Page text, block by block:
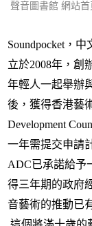
聲音圖書館 網站首
Soundpocket，
立於2008年，創
年輕人一起舉辦
後，獲得香港藝
Development
一年需提交申請
ADC已承諾給予
得三年期的政府
音藝術的推動已